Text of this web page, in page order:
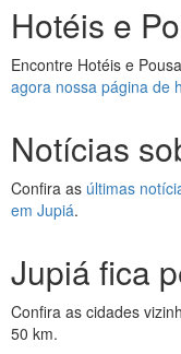
Hotéis e
Encontre Hotéis e
agora nossa página de
Notícias
Confira as últimas
em Jupiá.
Jupiá fica
Confira as cidades
50 km.